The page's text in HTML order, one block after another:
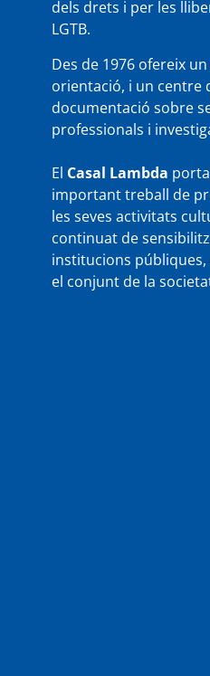
dels drets i per les
LGTB.
Des de 1976 ofereix
orientació, i un centre
documentació sobre
professionals i
El Casal Lambda
important treball de
les seves activitats
continuat de
institucions
el conjunt de la